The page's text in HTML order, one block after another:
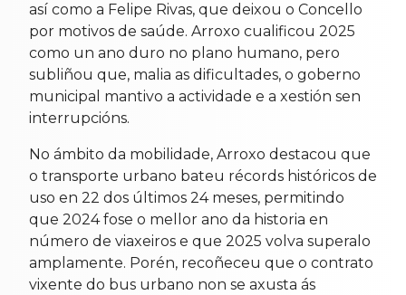
así como a Felipe Rivas, que deixou o Concello
por motivos de saúde. Arroxo cualificou 2025
como un ano duro no plano humano, pero
subliñou que, malia as dificultades, o goberno
municipal mantivo a actividade e a xestión sen
interrupcións.
No ámbito da mobilidade, Arroxo destacou que
o transporte urbano bateu récords históricos de
uso en 22 dos últimos 24 meses, permitindo
que 2024 fose o mellor ano da historia en
número de viaxeiros e que 2025 volva superalo
amplamente. Porén, recoñeceu que o contrato
vixente do bus urbano non se axusta ás